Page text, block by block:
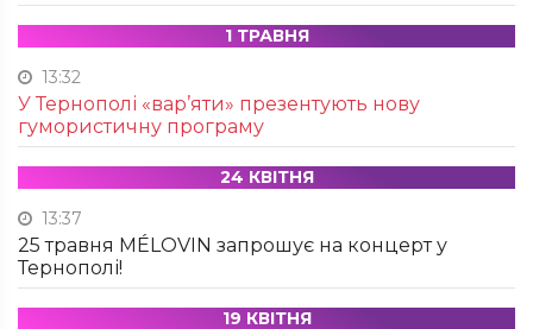
1 ТРАВНЯ
13:32
У Тернополі «вар’яти» презентують нову
гумористичну програму
24 КВІТНЯ
13:37
25 травня MÉLOVIN запрошує на концерт у
Тернополі!
19 КВІТНЯ